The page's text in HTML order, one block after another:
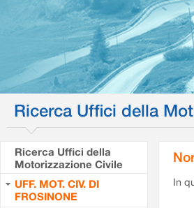
Ricerca Uffici della
Ricerca Uffici della
Motorizzazione Civile
UFF. MOT. CIV. DI
FROSINONE
In